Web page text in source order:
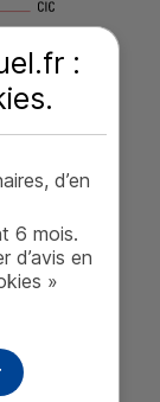
:
.
d’en
6 mois.
d’avis en
»